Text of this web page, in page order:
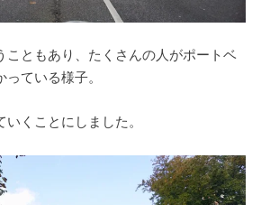
こともあり、たくさんの人がポートベ
ている様子。
くことにしました。